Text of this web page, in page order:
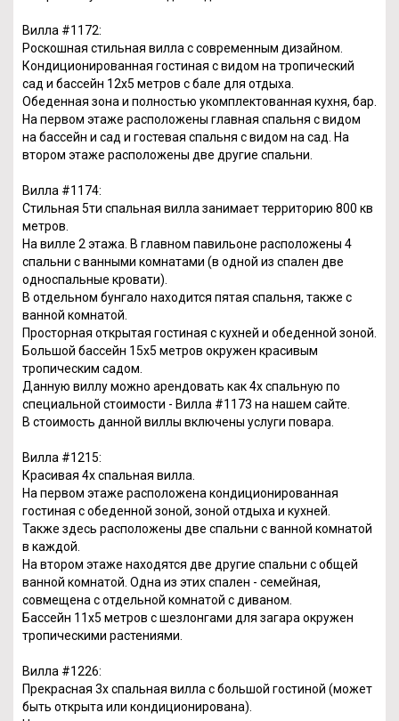
Вилла #1172:
Роскошная стильная вилла с современным дизайном.
Кондиционированная гостиная с видом на тропический
сад и бассейн 12х5 метров с бале для отдыха.
Обеденная зона и полностью укомплектованная кухня, бар.
На первом этаже расположены главная спальня с видом
на бассейн и сад и гостевая спальня с видом на сад. На
втором этаже расположены две другие спальни.
Вилла #1174:
Стильная 5ти спальная вилла занимает территорию 800 кв
метров.
На вилле 2 этажа. В главном павильоне расположены 4
спальни с ванными комнатами (в одной из спален две
односпальные кровати).
В отдельном бунгало находится пятая спальня, также с
ванной комнатой.
Просторная открытая гостиная с кухней и обеденной зоной.
Большой бассейн 15х5 метров окружен красивым
тропическим садом.
Данную виллу можно арендовать как 4х спальную по
специальной стоимости - Вилла #1173 на нашем сайте.
В стоимость данной виллы включены услуги повара.
Вилла #1215:
Красивая 4х спальная вилла.
На первом этаже расположена кондиционированная
гостиная с обеденной зоной, зоной отдыха и кухней.
Также здесь расположены две спальни с ванной комнатой
в каждой.
На втором этаже находятся две другие спальни с общей
ванной комнатой. Одна из этих спален - семейная,
совмещена с отдельной комнатой с диваном.
Бассейн 11х5 метров с шезлонгами для загара окружен
тропическими растениями.
Вилла #1226:
Прекрасная 3х спальная вилла с большой гостиной (может
быть открыта или кондиционирована).